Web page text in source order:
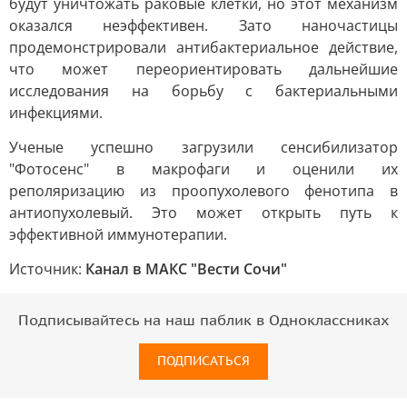
оказался неэффективен. Зато наночастицы
продемонстрировали антибактериальное действие,
что может переориентировать дальнейшие
исследования на борьбу с бактериальными
инфекциями.
Ученые успешно загрузили сенсибилизатор
"Фотосенс" в макрофаги и оценили их
реполяризацию из проопухолевого фенотипа в
антиопухолевый. Это может открыть путь к
эффективной иммунотерапии.
Источник: Канал в МАКС "Вести Сочи"
Подписывайтесь на наш паблик в Одноклассниках
ПОДПИСАТЬСЯ